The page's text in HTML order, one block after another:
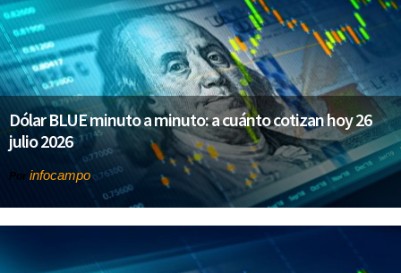
Dólar BLUE minuto a minuto: a cuánto cotizan hoy 26
julio 2026
Por infocampo